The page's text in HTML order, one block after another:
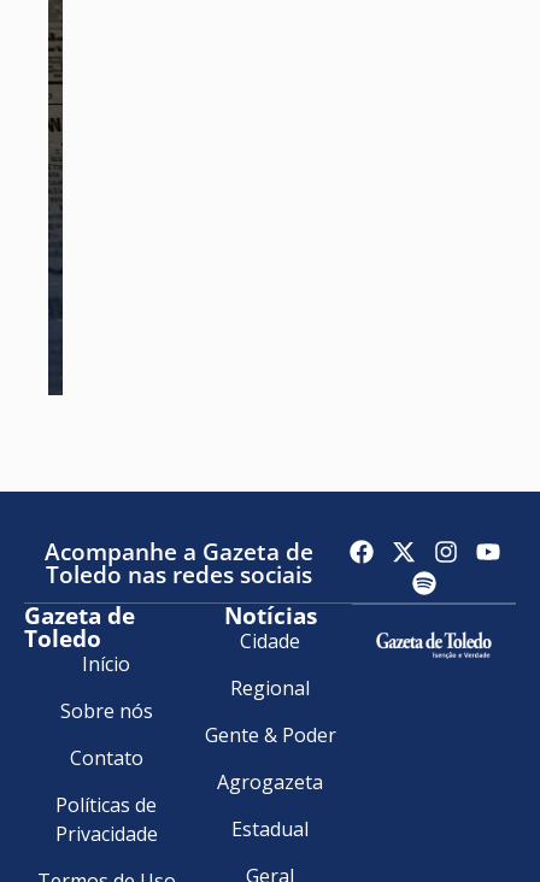
Acompanhe a Gazeta de
Toledo nas redes sociais
Gazeta de
Toledo
Início
Sobre nós
Contato
Políticas de
Privacidade
Notícias
Cidade
Regional
Gente & Poder
Agrogazeta
Estadual
Geral